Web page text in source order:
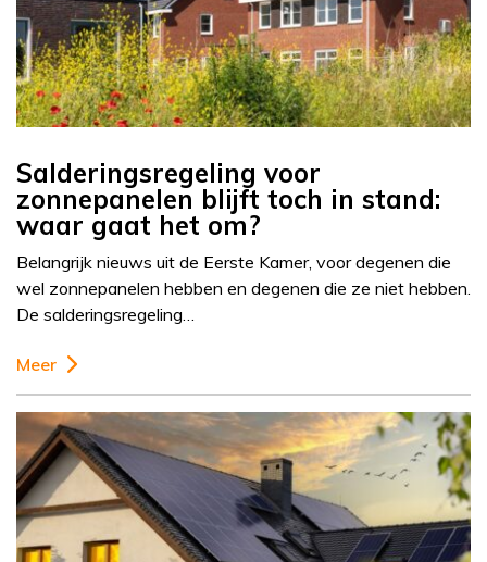
Salderingsregeling voor
zonnepanelen blijft toch in stand:
waar gaat het om?
Belangrijk nieuws uit de Eerste Kamer, voor degenen die
wel zonnepanelen hebben en degenen die ze niet hebben.
De salderingsregeling…
Meer